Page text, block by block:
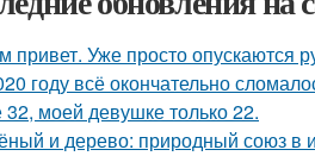
привет. Уже просто опускаются
году всё окончательно
моей девушке только 22.
и дерево: природный союз в